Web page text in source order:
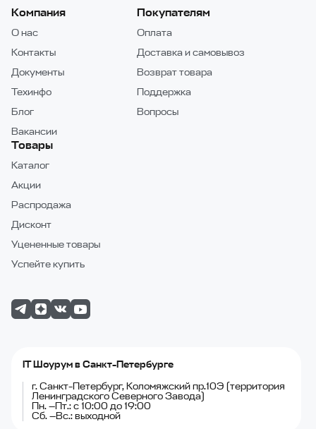
Компания
О нас
Контакты
Документы
Техинфо
Блог
Вакансии
Покупателям
Оплата
Доставка и самовывоз
Возврат товара
Поддержка
Вопросы
Товары
Каталог
Акции
Распродажа
Дисконт
Уцененные товары
Успейте купить
IT Шоурум в Санкт-Петербурге
г. Санкт-Петербург, Коломяжский пр.10Э (территория
Ленинградского Северного Завода)
Пн. —Пт.: с 10:00 до 19:00
Сб. —Вс.: выходной